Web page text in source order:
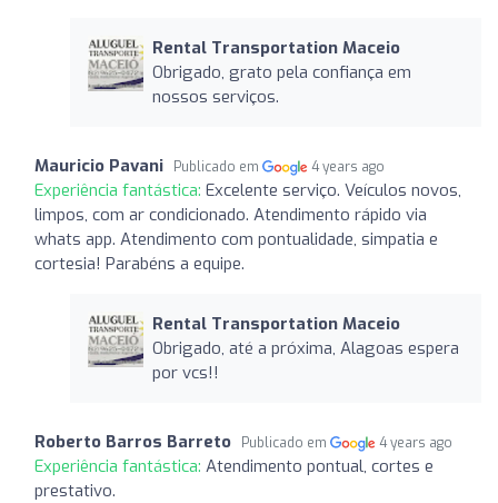
Rental Transportation Maceio
Obrigado, grato pela confiança em
nossos serviços.
Mauricio Pavani Publicado em 4 years ago
Experiência fantástica: Excelente serviço. Veículos novos,
limpos, com ar condicionado. Atendimento rápido via
whats app. Atendimento com pontualidade, simpatia e
cortesia! Parabéns a equipe.
Rental Transportation Maceio
Obrigado, até a próxima, Alagoas espera
por vcs!!
Roberto Barros Barreto Publicado em 4 years ago
Experiência fantástica: Atendimento pontual, cortes e
prestativo.